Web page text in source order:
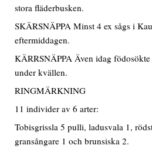
stora fläderbusken.
SKÄRSNÄPPA Minst 4 ex sågs i
eftermiddagen.
KÄRRSNÄPPA Även idag
under kvällen.
RINGMÄRKNING
11 individer av 6 arter:
Tobisgrissla 5 pulli, ladusvala 1,
gransångare 1 och brunsiska 2.